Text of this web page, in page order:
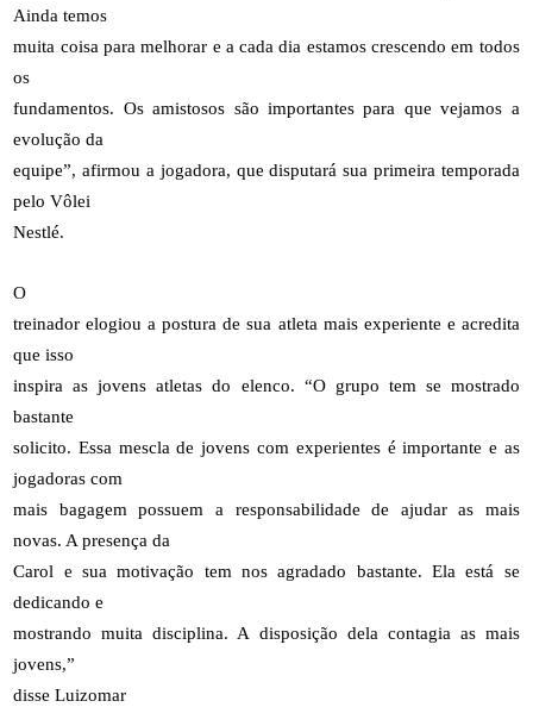
Ainda temos
muita coisa para melhorar e a cada dia estamos crescendo em todos
os
fundamentos. Os amistosos são importantes para que vejamos a
evolução da
equipe”, afirmou a jogadora, que disputará sua primeira temporada
pelo Vôlei
Nestlé.
O
treinador elogiou a postura de sua atleta mais experiente e acredita
que isso
inspira as jovens atletas do elenco. “O grupo tem se mostrado
bastante
solicito. Essa mescla de jovens com experientes é importante e as
jogadoras com
mais bagagem possuem a responsabilidade de ajudar as mais
novas. A presença da
Carol e sua motivação tem nos agradado bastante. Ela está se
dedicando e
mostrando muita disciplina. A disposição dela contagia as mais
jovens,”
disse Luizomar